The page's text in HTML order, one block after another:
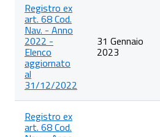
Registro ex
art. 68 Cod.
Nav. - Anno
2022 -
Elenco
aggiornato
al
31/12/2022
31 Gennaio
2023
Registro ex
art. 68 Cod.